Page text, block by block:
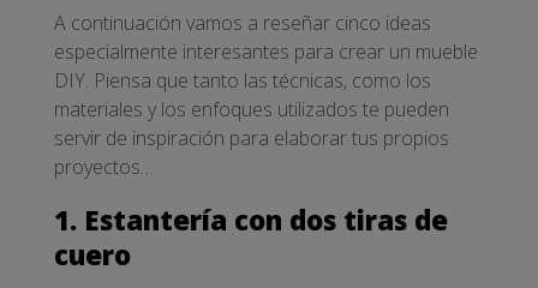
A continuación vamos a reseñar cinco ideas
especialmente interesantes para crear un mueble
DIY. Piensa que tanto las técnicas, como los
materiales y los enfoques utilizados te pueden
servir de inspiración para elaborar tus propios
proyectos…
1. Estantería con dos tiras de
cuero